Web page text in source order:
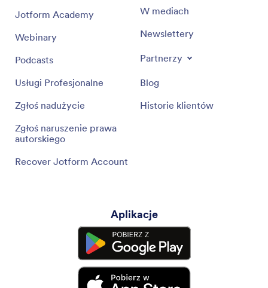
Jotform Academy
Webinary
Podcasts
Usługi Profesjonalne
Zgłoś nadużycie
Zgłoś naruszenie prawa
autorskiego
Recover Jotform Account
W mediach
Newslettery
Partnerzy
Blog
Historie klientów
Aplikacje